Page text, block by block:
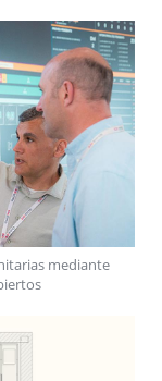
mediante